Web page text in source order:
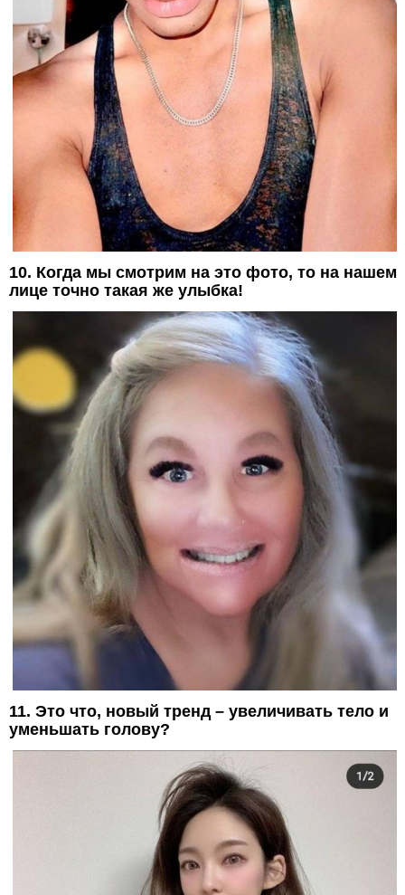
10. Когда мы смотрим на это фото, то на нашем
лице точно такая же улыбка!
11. Это что, новый тренд – увеличивать тело и
уменьшать голову?